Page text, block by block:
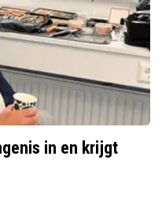
in en krijgt